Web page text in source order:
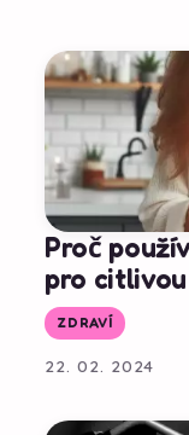
Proč
pro citlivou
ZDRAVÍ
22. 02. 2024